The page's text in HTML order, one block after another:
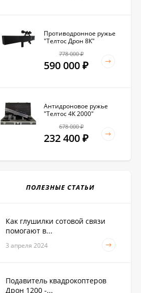
Средство защиты переговоров
«UltraSonic-120-Рhantom»
Количество УЗ-излучателей: 120
Пульт ДУ: Да
Противодронное ружье
"Телтос Дрон 8К"
778 000₽
590 000 ₽
Антидроновое ружье
"Телтос 4К 2000"
678 000₽
232 400 ₽
ПОЛЕЗНЫЕ СТАТЬИ
Как глушилки сотовой связи
помогают в...
3 апреля 2024
Подавитель квадрокоптеров
Дрон 1200 -...